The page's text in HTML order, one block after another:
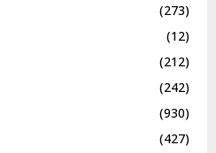
(273)
(12)
(212)
(242)
(930)
(427)